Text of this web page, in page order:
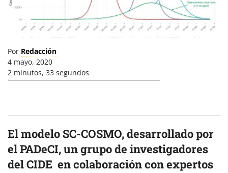
Por Redacción
4 mayo, 2020
2 minutos, 33 segundos
El modelo SC-COSMO, desarrollado por
el PADeCI, un grupo de investigadores
del CIDE en colaboración con expertos